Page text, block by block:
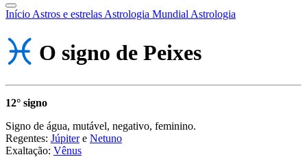
Início Astros e estrelas Astrologia Mundial Astrologia
O signo de Peixes
12° signo
Signo de água, mutável, negativo, feminino.
Regentes: Júpitere Netuno
Exaltação: Vênus